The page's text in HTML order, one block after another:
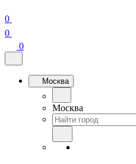
0
0
0
Москва
Москва